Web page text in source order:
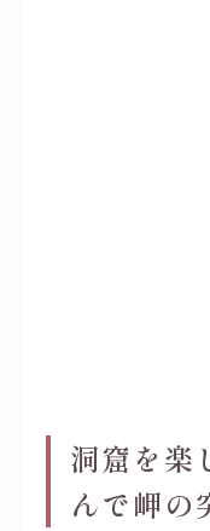
洞窟を楽
んで岬の